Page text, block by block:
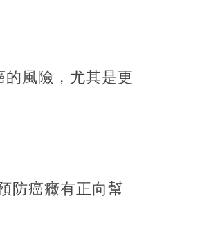
風險，尤其是更
防癌癥有正向幫